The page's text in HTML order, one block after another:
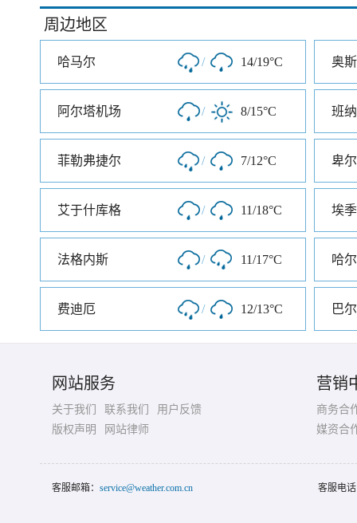
周边地区
哈马尔 / 14/19°C 奥
阿尔塔机场 / 8/15°C 班
菲勒弗捷尔 / 7/12°C 卑
艾于什库格 / 11/18°C 埃
法格内斯 / 11/17°C 哈
费迪厄 / 12/13°C 巴
网站服务
关于我们 联系我们
用户反馈
版权声明
网站律师
营销
商务合
媒资合
客服邮箱： service@weather.com.cn 客服电